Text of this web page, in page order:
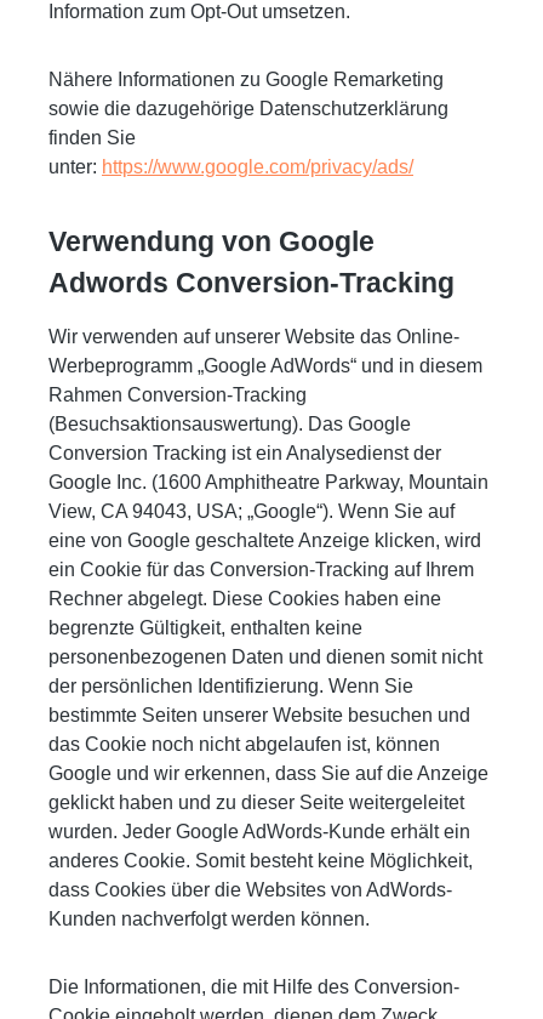
Information zum Opt-Out umsetzen.
Nähere Informationen zu Google Remarketing
sowie die dazugehörige Datenschutzerklärung
finden Sie
unter: https://www.google.com/privacy/ads/
Verwendung von Google
Adwords Conversion-Tracking
Wir verwenden auf unserer Website das Online-
Werbeprogramm „Google AdWords“ und in diesem
Rahmen Conversion-Tracking
(Besuchsaktionsauswertung). Das Google
Conversion Tracking ist ein Analysedienst der
Google Inc. (1600 Amphitheatre Parkway, Mountain
View, CA 94043, USA; „Google“). Wenn Sie auf
eine von Google geschaltete Anzeige klicken, wird
ein Cookie für das Conversion-Tracking auf Ihrem
Rechner abgelegt. Diese Cookies haben eine
begrenzte Gültigkeit, enthalten keine
personenbezogenen Daten und dienen somit nicht
der persönlichen Identifizierung. Wenn Sie
bestimmte Seiten unserer Website besuchen und
das Cookie noch nicht abgelaufen ist, können
Google und wir erkennen, dass Sie auf die Anzeige
geklickt haben und zu dieser Seite weitergeleitet
wurden. Jeder Google AdWords-Kunde erhält ein
anderes Cookie. Somit besteht keine Möglichkeit,
dass Cookies über die Websites von AdWords-
Kunden nachverfolgt werden können.
Die Informationen, die mit Hilfe des Conversion-